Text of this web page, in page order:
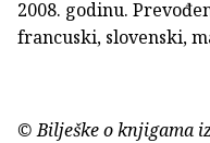
2008. godinu.
francuski, slovenski,
© Bilješke o knjigama